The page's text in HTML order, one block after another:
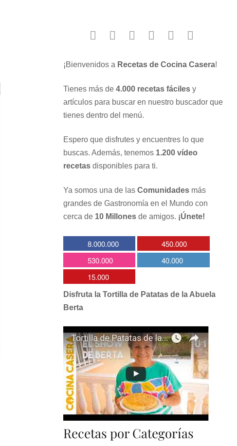
¡Bienvenidos a Recetas de Cocina Casera!
Tienes más de 4.000 recetas fácilesy
artículos para buscar en nuestro buscador que
tienes dentro del menú.
Espero que disfrutes y encuentres lo que
buscas. Además, tenemos 1.200 vídeo
recetasdisponibles para ti.
Ya somos una de las Comunidadesmás
grandes de Gastronomía en el Mundo con
cerca de 10 Millonesde amigos. ¡Únete!
8.000.000
450.000
530.000
40.000
15.000
Disfruta la Tortilla de Patatas de la Abuela
Berta
Recetas por Categorías